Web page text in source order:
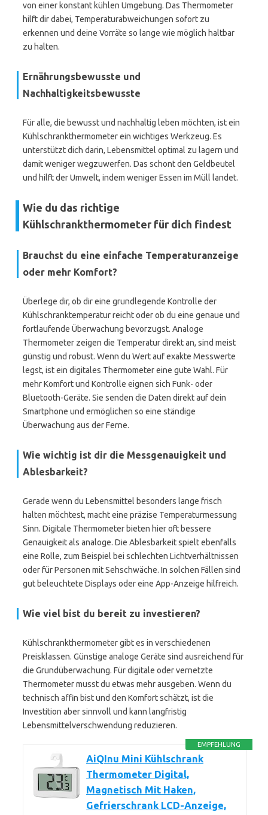
von einer konstant kühlen Umgebung. Das Thermometer
hilft dir dabei, Temperaturabweichungen sofort zu
erkennen und deine Vorräte so lange wie möglich haltbar
zu halten.
Ernährungsbewusste und
Nachhaltigkeitsbewusste
Für alle, die bewusst und nachhaltig leben möchten, ist ein
Kühlschrankthermometer ein wichtiges Werkzeug. Es
unterstützt dich darin, Lebensmittel optimal zu lagern und
damit weniger wegzuwerfen. Das schont den Geldbeutel
und hilft der Umwelt, indem weniger Essen im Müll landet.
Wie du das richtige
Kühlschrankthermometer für dich findest
Brauchst du eine einfache Temperaturanzeige
oder mehr Komfort?
Überlege dir, ob dir eine grundlegende Kontrolle der
Kühlschranktemperatur reicht oder ob du eine genaue und
fortlaufende Überwachung bevorzugst. Analoge
Thermometer zeigen die Temperatur direkt an, sind meist
günstig und robust. Wenn du Wert auf exakte Messwerte
legst, ist ein digitales Thermometer eine gute Wahl. Für
mehr Komfort und Kontrolle eignen sich Funk- oder
Bluetooth-Geräte. Sie senden die Daten direkt auf dein
Smartphone und ermöglichen so eine ständige
Überwachung aus der Ferne.
Wie wichtig ist dir die Messgenauigkeit und
Ablesbarkeit?
Gerade wenn du Lebensmittel besonders lange frisch
halten möchtest, macht eine präzise Temperaturmessung
Sinn. Digitale Thermometer bieten hier oft bessere
Genauigkeit als analoge. Die Ablesbarkeit spielt ebenfalls
eine Rolle, zum Beispiel bei schlechten Lichtverhältnissen
oder für Personen mit Sehschwäche. In solchen Fällen sind
gut beleuchtete Displays oder eine App-Anzeige hilfreich.
Wie viel bist du bereit zu investieren?
Kühlschrankthermometer gibt es in verschiedenen
Preisklassen. Günstige analoge Geräte sind ausreichend für
die Grundüberwachung. Für digitale oder vernetzte
Thermometer musst du etwas mehr ausgeben. Wenn du
technisch affin bist und den Komfort schätzt, ist die
Investition aber sinnvoll und kann langfristig
Lebensmittelverschwendung reduzieren.
EMPFEHLUNG
AiQInu Mini Kühlschrank
Thermometer Digital,
Magnetisch Mit Haken,
Gefrierschrank LCD-Anzeige,